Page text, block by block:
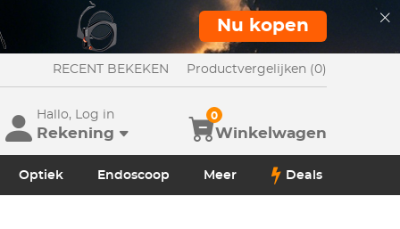
Nu kopen
RECENT BEKEKEN Productvergelijken (0)
Hallo, Log in
Rekening Winkelwagen
0
Optiek Endoscoop Meer Deals